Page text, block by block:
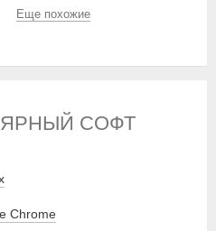
Еще похожие
СОФТ
Chrome